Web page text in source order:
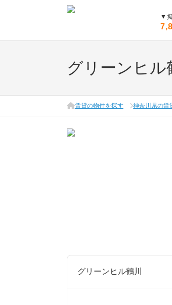
▼
グリーンヒル
賃貸の物件を探す 神奈川県の賃
グリーンヒル鶴川